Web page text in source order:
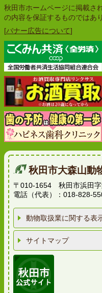
秋田市ホームページに掲載さ
の内容を保証するものではあ
[バナー広告について]
秋田市大森山動
〒010-1654 秋田市浜田字
電話（代表）：018-828-
動物取扱業に関する表
サイトマップ